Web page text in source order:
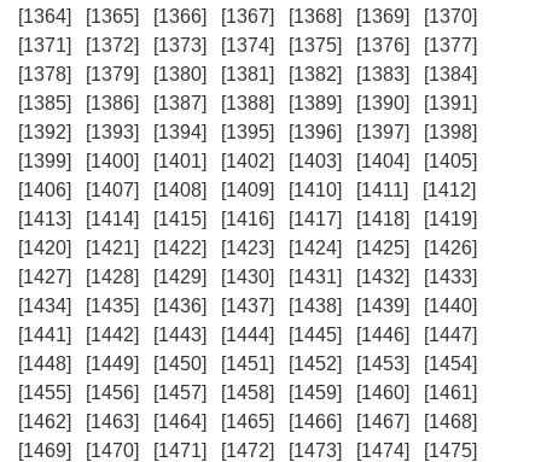
[1364]
[1365] [1366] [1367] [1368] [1369]
[1370]
[1371]
[1372] [1373] [1374] [1375] [1376]
[1377]
[1378]
[1379] [1380] [1381] [1382] [1383]
[1384]
[1385]
[1386] [1387] [1388] [1389] [1390]
[1391]
[1392]
[1393] [1394] [1395] [1396] [1397]
[1398]
[1399]
[1400] [1401] [1402] [1403] [1404]
[1405]
[1406]
[1407] [1408] [1409] [1410] [1411]
[1412]
[1413]
[1414] [1415] [1416] [1417] [1418]
[1419]
[1420]
[1421] [1422] [1423] [1424] [1425]
[1426]
[1427]
[1428] [1429] [1430] [1431] [1432]
[1433]
[1434]
[1435] [1436] [1437] [1438] [1439]
[1440]
[1441]
[1442] [1443] [1444] [1445] [1446]
[1447]
[1448]
[1449] [1450] [1451] [1452] [1453]
[1454]
[1455]
[1456] [1457] [1458] [1459] [1460]
[1461]
[1462]
[1463] [1464] [1465] [1466] [1467]
[1468]
[1469]
[1470] [1471] [1472] [1473] [1474]
[1475]